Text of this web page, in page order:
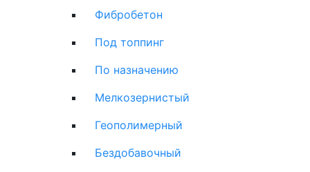
Фибробетон
Под топпинг
По назначению
Мелкозернистый
Геополимерный
Бездобавочный